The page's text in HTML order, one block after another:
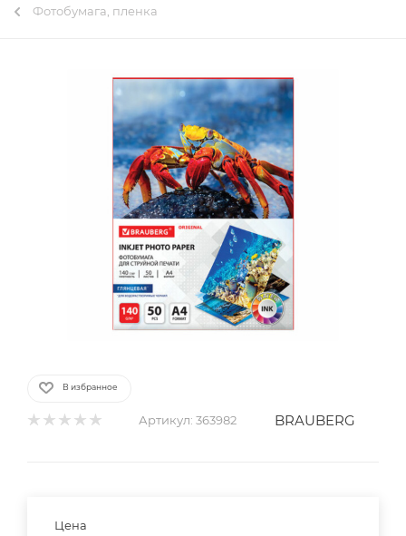
Фотобумага, пленка
В избранное
Артикул: 363982 BRAUBERG
Цена